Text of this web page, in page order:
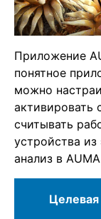
Приложение
понятное
можно
активировать
считывать
устройства
анализ в